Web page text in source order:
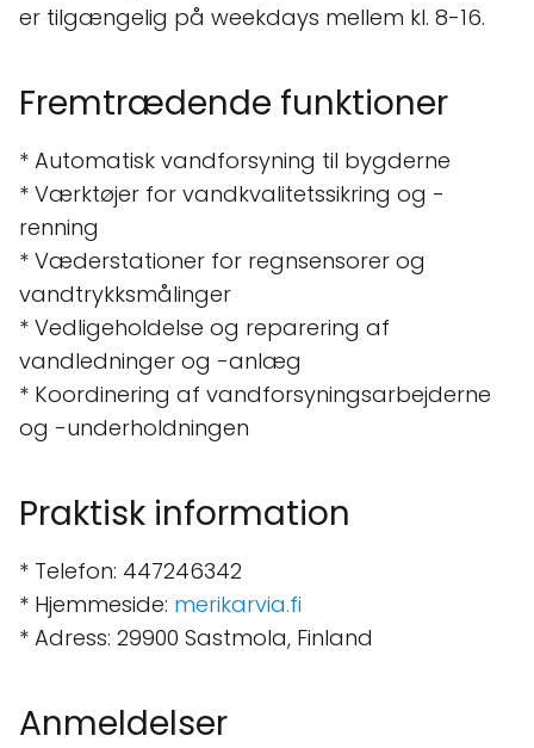
er tilgængelig på weekdays mellem kl. 8-16.
Fremtrædende funktioner
* Automatisk vandforsyning til bygderne
* Værktøjer for vandkvalitetssikring og -
renning
* Væderstationer for regnsensorer og
vandtrykksmålinger
* Vedligeholdelse og reparering af
vandledninger og -anlæg
* Koordinering af vandforsyningsarbejderne
og -underholdningen
Praktisk information
* Telefon: 447246342
* Hjemmeside: merikarvia.fi
* Adress: 29900 Sastmola, Finland
Anmeldelser